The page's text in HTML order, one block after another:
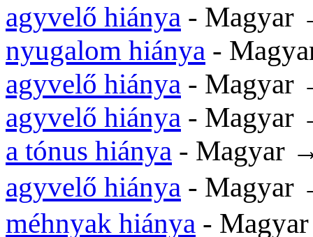
agyvelő hiánya - Magyar
nyugalom hiánya -
agyvelő hiánya - Magyar
agyvelő hiánya - Magyar
a tónus hiánya - Magyar
agyvelő hiánya - Magyar
méhnyak hiánya -